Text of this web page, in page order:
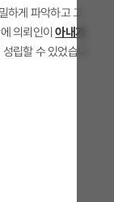
게 파악하고 그
의뢰인이아내가
립할 수 있었습니